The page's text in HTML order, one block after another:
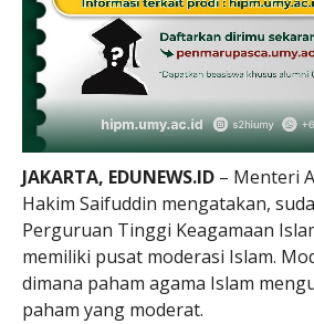
JAKARTA, EDUNEWS.ID– Menteri
Hakim Saifuddin mengatakan,
Perguruan Tinggi Keagamaan
memiliki pusat moderasi Islam.
dimana paham agama Islam
paham yang moderat.